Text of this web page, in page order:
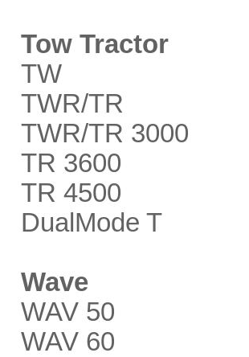
Tow Tractor
TW
TWR/TR
TWR/TR 3000
TR 3600
TR 4500
DualMode T
Wave
WAV 50
WAV 60